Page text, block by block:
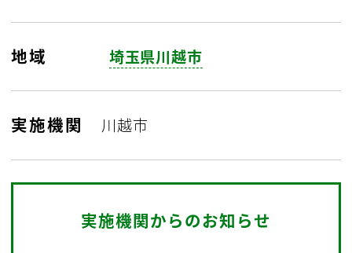
地域 埼玉県川越市
実施機関 川越市
実施機関からのお知らせ